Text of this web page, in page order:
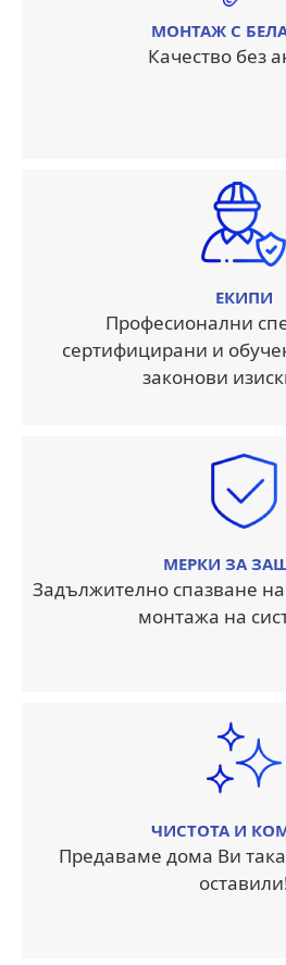
МОНТАЖ С
Качество без
ЕКИПИ
Професионални
сертифицирани и
законови
МЕРКИ ЗА
Задължително спазване
монтажа на
ЧИСТОТА И
Предаваме дома Ви